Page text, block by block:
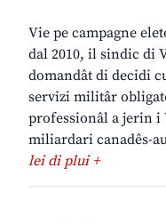
Vie pe campagne
dal 2010, il sindic di
domandât di decidi
servizi militâr
professionâl a jerin i
miliardari canadês-
lei di plui +